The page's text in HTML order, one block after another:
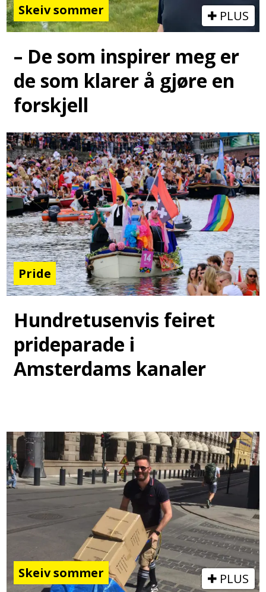
Skeiv sommer PLUS
– De som inspirer meg er
de som klarer å gjøre en
forskjell
Pride
Hundretusenvis feiret
prideparade i
Amsterdams kanaler
Skeiv sommer PLUS